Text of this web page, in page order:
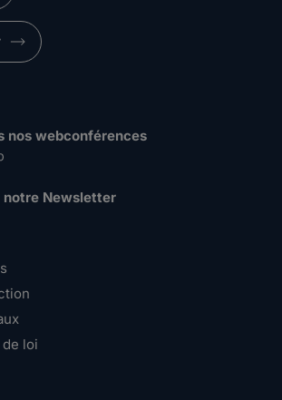
nos webconférences
Newsletter
loi